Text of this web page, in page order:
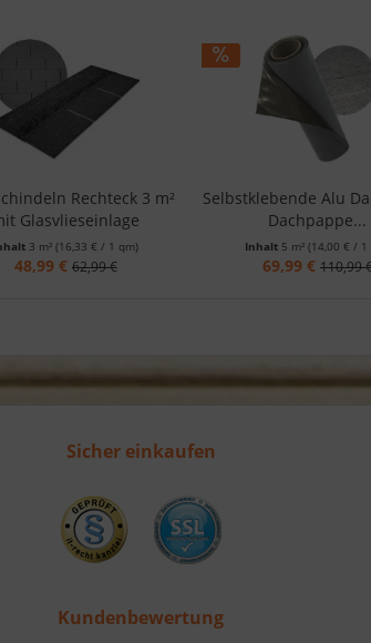
Rechteck 3 m²
Glasvlieseinlage
3 m² (16,33 € / 1 qm)
48,99 € 62,99 €
Selbstklebende Alu
Dachpappe...
Inhalt 5 m² (14,00 € / 1
69,99 € 110,99
Sicher einkaufen
Kundenbewertung